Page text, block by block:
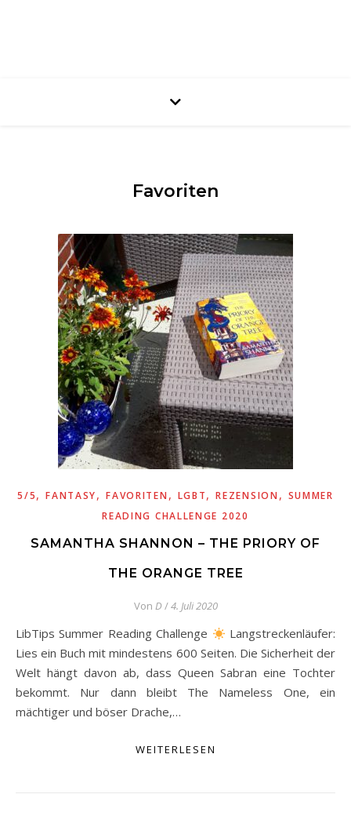
Favoriten
5/5,FANTASY,FAVORITEN , LGBT,REZENSION , SUMMER
READING CHALLENGE 2020
SAMANTHA SHANNON – THE PRIORY OF
THE ORANGE TREE
Von D /4. Juli 2020
LibTips Summer Reading Challenge
Langstreckenläufer:
Lies ein Buch mit mindestens 600 Seiten. Die Sicherheit der
Welt hängt davon ab, dass Queen Sabran eine Tochter
bekommt. Nur dann bleibt The Nameless One, ein
mächtiger und böser Drache,…
WEITERLESEN